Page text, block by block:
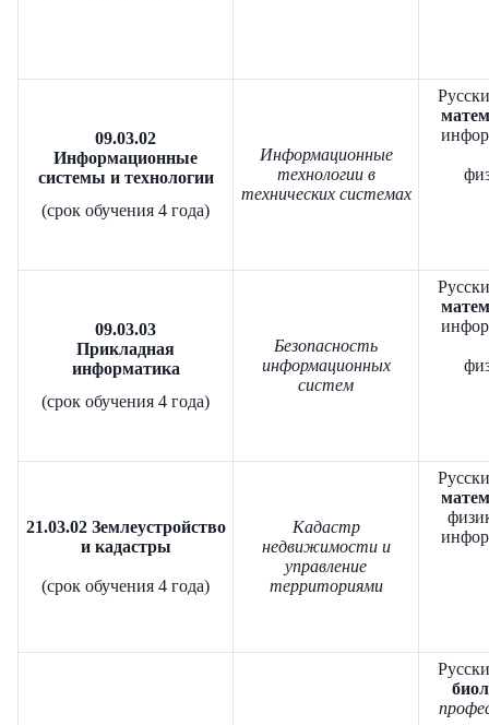
09.03.02
Информационные
системы и технологии
(срок обучения 4 года)
Информационные
технологии в
технических системах
09.03.03
Прикладная
информатика
(срок обучения 4 года)
Безопасность
информационных
систем
21.03.02 Землеустройство
и кадастры
(срок обучения 4 года)
Кадастр
недвижимости и
управление
территориями